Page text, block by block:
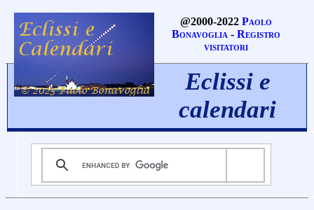
@2000-2022 Paolo
Bonavoglia - Registro
visitatori
Eclissi e
calendari